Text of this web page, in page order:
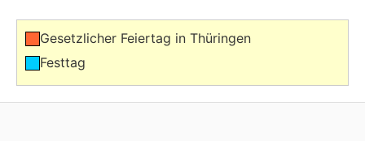
Gesetzlicher Feiertag in Thüringen
Festtag